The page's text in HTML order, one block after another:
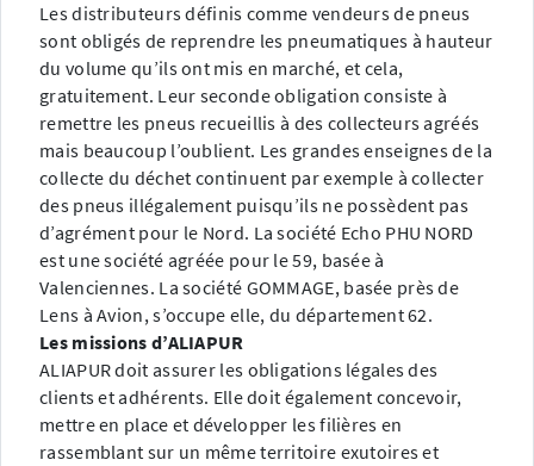
Les distributeurs définis comme vendeurs de pneus
sont obligés de reprendre les pneumatiques à hauteur
du volume qu’ils ont mis en marché, et cela,
gratuitement. Leur seconde obligation consiste à
remettre les pneus recueillis à des collecteurs agréés
mais beaucoup l’oublient. Les grandes enseignes de la
collecte du déchet continuent par exemple à collecter
des pneus illégalement puisqu’ils ne possèdent pas
d’agrément pour le Nord. La société Echo PHU NORD
est une société agréée pour le 59, basée à
Valenciennes. La société GOMMAGE, basée près de
Lens à Avion, s’occupe elle, du département 62.
Les missions d’ALIAPUR
ALIAPUR doit assurer les obligations légales des
clients et adhérents. Elle doit également concevoir,
mettre en place et développer les filières en
rassemblant sur un même territoire exutoires et